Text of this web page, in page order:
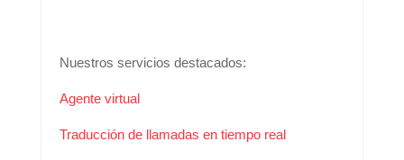
Nuestros servicios destacados:
Agente virtual
Traducción de llamadas en tiempo real